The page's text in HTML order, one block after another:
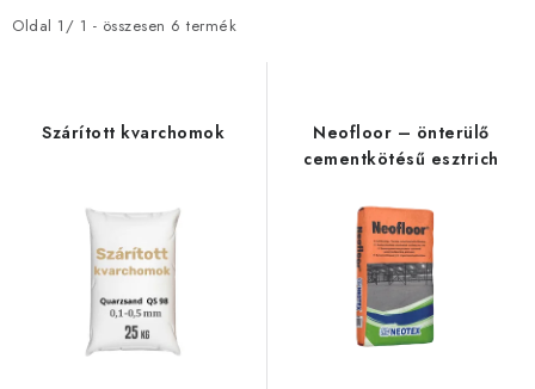
m
Oldal 1 / 1 - összesen 6 termék
m
Szárított kvarchomok
Neofloor – önterülő
cementkötésű esztrich